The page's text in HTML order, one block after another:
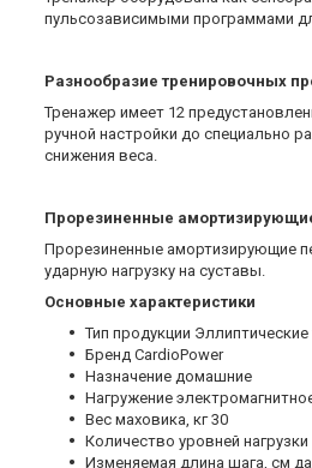
пульсозависимыми программами
Разнообразие тренировочных
Тренажер имеет 12
ручной настройки до специально
снижения веса.
Прорезиненные
Прорезиненные амортизирующие
ударную нагрузку на суставы.
Основные xарактеристики
Тип продукции
Бренд CardioPower
Назначение домашние
Нагружение
Вес маховика, кг 30
Количество уровней нагрузки
Изменяемая длина шага, см да